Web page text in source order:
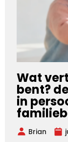
Wat
bent?
in
Brian